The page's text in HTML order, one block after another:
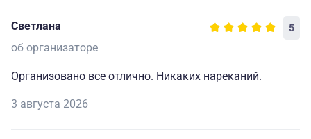
Светлана 5
об организаторе
Организовано все отлично. Никаких нареканий.
3 августа 2026